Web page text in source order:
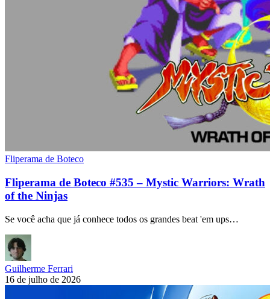
Fliperama de Boteco
Fliperama de Boteco #535 – Mystic Warriors: Wrath
of the Ninjas
Se você acha que já conhece todos os grandes beat 'em ups…
Guilherme Ferrari
16 de julho de 2026